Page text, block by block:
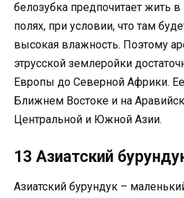
белозубка предпочитает жить
полях, при условии, что там
высокая влажность. Поэтому
этрусской землеройки
Европы до Северной Африки.
Ближнем Востоке и на
Центральной и Южной Азии.
13 Азиатский
Азиатский бурундук –